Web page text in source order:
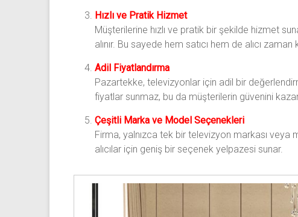
Hızlı ve Pratik Hizmet
Müşterilerine hızlı ve pratik bir şekilde hizmet
alınır. Bu sayede hem satıcı hem de alıcı
Adil Fiyatlandırma
Pazartekke, televizyonlar için adil bir
fiyatlar sunmaz, bu da müşterilerin güvenini
Çeşitli Marka ve Model Seçenekleri
Firma, yalnızca tek bir televizyon markası veya
alıcılar için geniş bir seçenek yelpazesi sunar.